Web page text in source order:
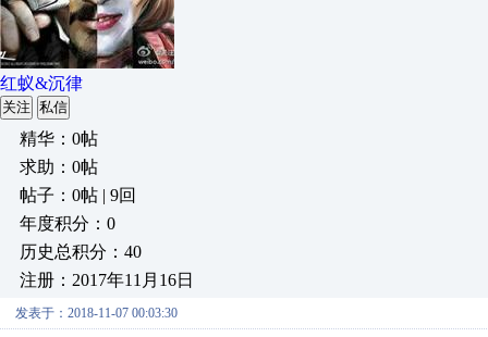
红蚁&沉律
关注 私信
精华：0帖
求助：0帖
帖子：0帖 | 9回
年度积分：0
历史总积分：40
注册：2017年11月16日
发表于：2018-11-07 00:03:30